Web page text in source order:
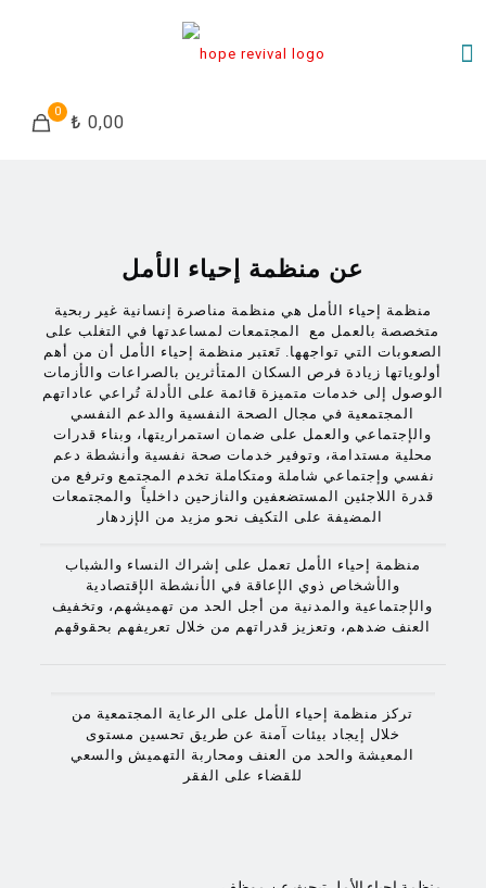
0 ₺ 0,00
عن منظمة إحياء الأمل
منظمة إحياء الأمل هي منظمة مناصرة إنسانية غير ربحية
متخصصة بالعمل مع المجتمعات لمساعدتها في التغلب على
الصعوبات التي تواجهها. تَعتبر منظمة إحياء الأمل أن من أهم
أولوياتها زيادة فرص السكان المتأثرين بالصراعات والأزمات
الوصول إلى خدمات متميزة قائمة على الأدلة تُراعي عاداتهم
المجتمعية في مجال الصحة النفسية والدعم النفسي
والإجتماعي والعمل على ضمان استمراريتها، وبناء قدرات
محلية مستدامة، وتوفير خدمات صحة نفسية وأنشطة دعم
نفسي وإجتماعي شاملة ومتكاملة تخدم المجتمع وترفع من
قدرة اللاجئين المستضعفين والنازحين داخلياً والمجتمعات
منظمة إحياء الأمل تعمل على إشراك النساء والشباب
والأشخاص ذوي الإعاقة في الأنشطة الإقتصادية
والإجتماعية والمدنية من أجل الحد من تهميشهم، وتخفيف
العنف ضدهم، وتعزيز قدراتهم من خلال تعريفهم بحقوقهم
تركز منظمة إحياء الأمل على الرعاية المجتمعية من
خلال إيجاد بيئات آمنة عن طريق تحسين مستوى
المعيشة والحد من العنف ومحاربة التهميش والسعي
للقضاء على الفقر